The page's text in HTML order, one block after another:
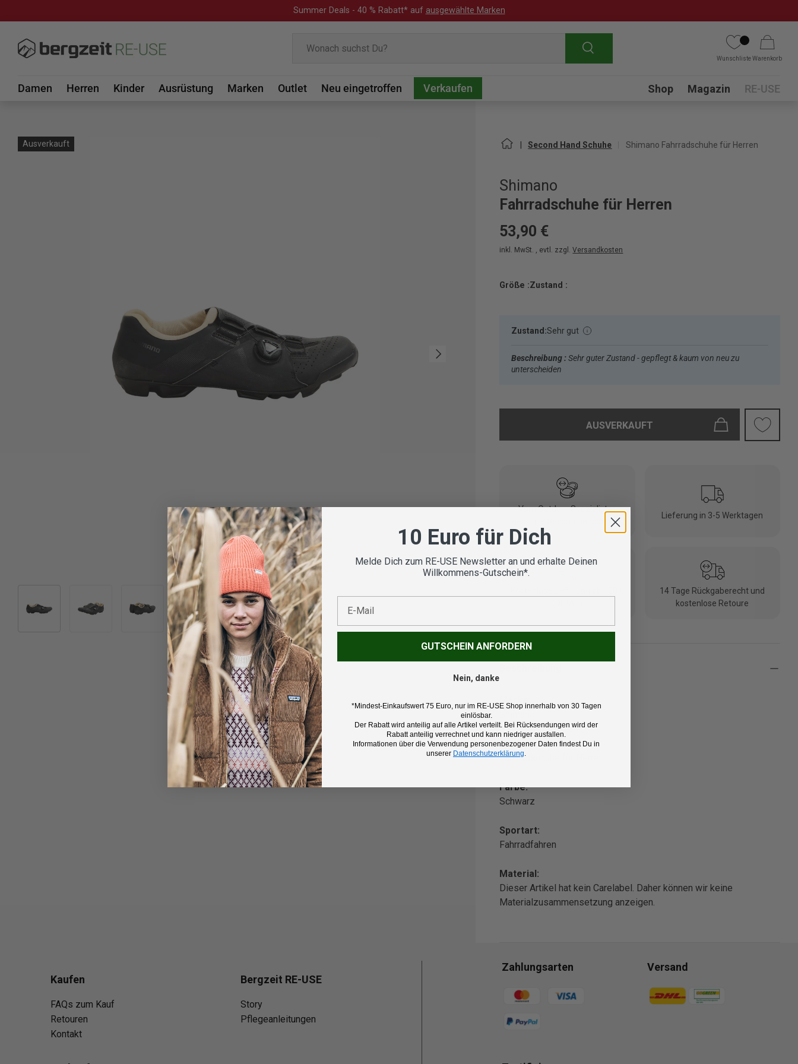
Summer Deals - 40 % Rabatt* auf ausgewählte Marken
Suchen
WunschlisteWarenkorb
Damen Herren Kinder Ausrüstung Marken Outlet Neu eingetroffen Verkaufen Submenu
Shop Magazin RE-USE
Ausverkauft
Nächste
Bild 2 in Galerieansicht laden
Bild 3 in Galerieansicht laden
Bild 4 in Galerieansicht laden
Second Hand Schuhe Shimano Fahrradschuhe für Herren
Shimano
Fahrradschuhe für Herren
53,90 €
inkl. MwSt. , evtl. zzgl.Versandkosten
Größe :Zustand :
Zustand:Sehr gut
Beschreibung :Sehr guter Zustand - gepflegt & kaum von neu zu
unterscheiden
AUSVERKAUFT
Vom Outdoor Spezialisten
geprüfte Second Hand Artikel
Lieferung in 3-5 Werktagen
14 Tage Rückgaberecht und
kostenlose Retoure
Marke:
Produkt:
Fahrradschuhe für Herren
Farbe:
Schwarz
Sportart:
Fahrradfahren
Material:
Dieser Artikel hat kein Carelabel. Daher können wir keine
Materialzusammensetzung anzeigen.
Kaufen
FAQs zum Kauf
Retouren
Kontakt
Bergzeit RE-USE
Story
Pflegeanleitungen
Zahlungsarten
Zahlungsmethoden
Versand
Zahlungsmethoden
10 Euro für Dich
Melde Dich zum RE-USE Newsletter an und erhalte Deinen
Willkommens-Gutschein*.
GUTSCHEIN ANFORDERN
Nein, danke
*Mindest-Einkaufswert 75 Euro, nur im RE-USE Shop innerhalb von 30 Tagen
einlösbar.
Der Rabatt wird anteilig auf alle Artikel verteilt. Bei Rücksendungen wird der
Rabatt anteilig verrechnet und kann niedriger ausfallen.
Informationen über die Verwendung personenbezogener Daten findest Du in
unserer Datenschutzerklärung